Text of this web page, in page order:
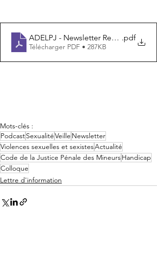
ADELPJ - Newsletter Rentrée 2023
.pdf
Télécharger PDF • 287KB
Mots-clés :
PodcastSexualitéVeille Newsletter
Violences sexuelles et sexistesActualité
Code de la Justice Pénale des MineursHandicap
Colloque
Lettre d'information